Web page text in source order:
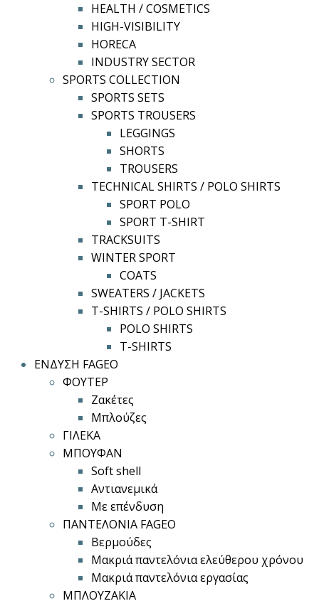
HEALTH / COSMETICS
HIGH-VISIBILITY
HORECA
INDUSTRY SECTOR
SPORTS COLLECTION
SPORTS SETS
SPORTS TROUSERS
LEGGINGS
SHORTS
TROUSERS
TECHNICAL SHIRTS / POLO SHIRTS
SPORT POLO
SPORT T-SHIRT
TRACKSUITS
WINTER SPORT
COATS
SWEATERS / JACKETS
T-SHIRTS / POLO SHIRTS
POLO SHIRTS
T-SHIRTS
ΕΝΔΥΣΗ FAGEO
ΦΟΥΤΕΡ
Ζακέτες
Μπλούζες
ΓΙΛΕΚΑ
ΜΠΟΥΦΑΝ
Soft shell
Αντιανεμικά
Με επένδυση
ΠΑΝΤΕΛΟΝΙΑ FAGEO
Βερμούδες
Μακριά παντελόνια ελεύθερου χρόνου
Μακριά παντελόνια εργασίας
ΜΠΛΟΥΖΑΚΙΑ